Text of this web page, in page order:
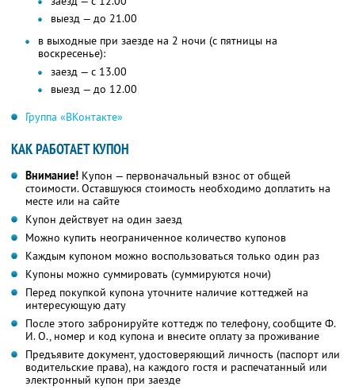
выезд — до 21.00
в выходные при заезде на 2 ночи (с пятницы на
воскресенье):
заезд — с 13.00
выезд — до 12.00
Группа «ВКонтакте»
КАК РАБОТАЕТ КУПОН
Внимание! Купон — первоначальный взнос от общей
стоимости. Оставшуюся стоимость необходимо доплатить на
месте или на сайте
Купон действует на один заезд
Можно купить неограниченное количество купонов
Каждым купоном можно воспользоваться только один раз
Купоны можно суммировать (суммируются ночи)
Перед покупкой купона уточните наличие коттеджей на
интересующую дату
После этого забронируйте коттедж по телефону, сообщите Ф.
И. О., номер и код купона и внесите оплату за проживание
Предъявите документ, удостоверяющий личность (паспорт или
водительские права), на каждого гостя и распечатанный или
электронный купон при заезде